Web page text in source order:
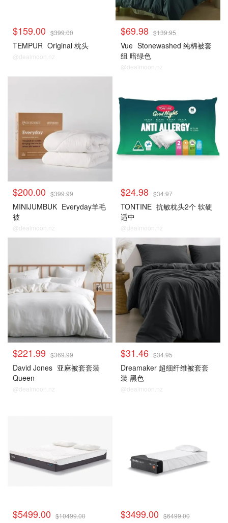
$159.00 $399.00
TEMPUR Original 枕头
@dealmoon.nz
$69.98 $139.95
Vue Stonewashed 纯棉被套
组 暗绿色
@dealmoon.nz
$200.00 $399.99
MINIJUMBUK Everyday羊毛
被
@dealmoon.nz
$24.98 $34.97
TONTINE 抗敏枕头2个 软硬
适中
@dealmoon.nz
$221.99 $369.99
David Jones 亚麻被套套装
Queen
@dealmoon.nz
$31.46 $34.95
Dreamaker 超细纤维被套套
装 黑色
@dealmoon.nz
$5499.00 $10499.00 $3499.00 $6499.00